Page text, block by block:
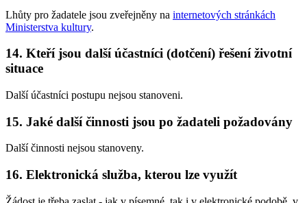
Lhůty pro žadatele jsou zveřejněny na internetových stránkách
Ministerstva kultury.
14. Kteří jsou další účastníci (dotčení) řešení životní
situace
Další účastníci postupu nejsou stanoveni.
15. Jaké další činnosti jsou po žadateli požadovány
Další činnosti nejsou stanoveny.
16. Elektronická služba, kterou lze využít